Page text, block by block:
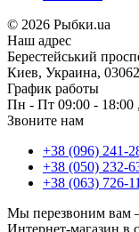
© 2026 Рыбки.ua
Наш адрес
Берестейський
Киев, Украина, 03062
График работы
Пн - Пт 09:00 - 18:00 ,
Звоните нам
+38 (096) 241-
+38 (050) 232-
+38 (063) 726-
Мы перезвоним